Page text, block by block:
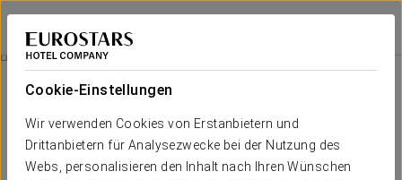
Cookie-Einstellungen
Wir verwenden Cookies von Erstanbietern und
Drittanbietern für Analysezwecke bei der Nutzung des
Webs, personalisieren den Inhalt nach Ihren Wünschen
Eurostars Palacio de Cristal
OVIEDO
Zimmer
Der Komfort und die Erholung, die
Sie brauchen